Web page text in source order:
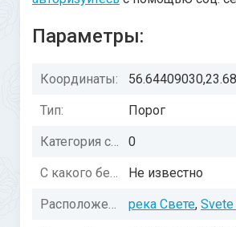
Параметры:
Координаты:
Тип: Порог
Категория сложности: 0
С какого берега осмотр: Не известно
Расположение: река Свете,